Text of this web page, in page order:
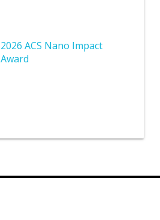
2026 ACS Nano Impact
Award